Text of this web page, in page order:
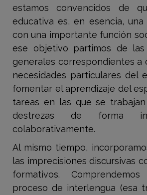
estamos convencidos de
educativa es, en esencia,
con una importante función
ese objetivo partimos de las
generales correspondientes a
necesidades particulares del
fomentar el aprendizaje del
tareas en las que se
destrezas de forma
colaborativamente.
Al mismo tiempo,
las imprecisiones discursivas
formativos.
proceso de interlengua (esa